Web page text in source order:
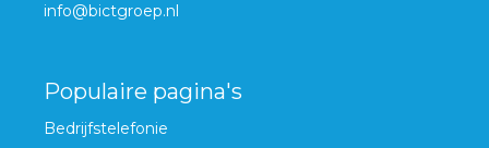
info@bictgroep.nl
Populaire pagina's
Bedrijfstelefonie